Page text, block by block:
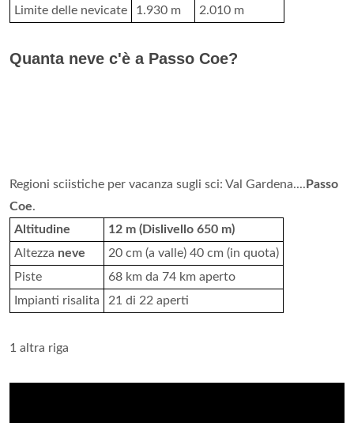
Limite delle nevicate
1.930 m 2.010 m
Quanta neve c'è a Passo Coe?
Regioni sciistiche per vacanza sugli sci: Val Gardena.... Passo
Coe.
Altitudine
12 m (Dislivello 650 m)
Altezza neve
20 cm (a valle) 40 cm (in quota)
Piste
68 km da 74 km aperto
Impianti risalita
21 di 22 aperti
1 altra riga